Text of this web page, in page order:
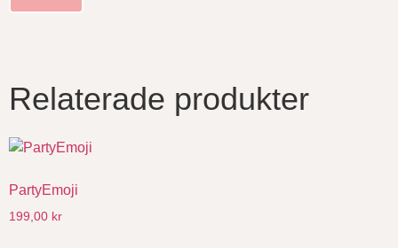
Relaterade produkter
PartyEmoji
199,00 kr